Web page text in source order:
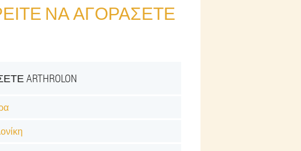
ΝΑ ΑΓΟΡΆΣΕΤΕ
ARTHROLON